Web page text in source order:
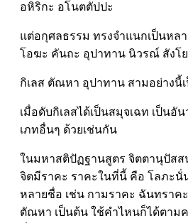
อหิริกะ อโนตตัปปะ
แต่อกุศลธรรม ทรงจำแนกเป็นหล
โอฆะ คันถะ อุปาทาน นิวรณ์ สังโ
กิเลส ตัณหา อุปาทาน สามอย่างนี้
เมื่อดับกิเลสได้เป็นสมุจเฉท เป็นอั
เภทอื่นๆ ด้วยเช่นกัน
ในมหาสติปัฏฐานสูตร จิตตานุปัสส
จิตมีราคะ ราคะในที่นี้ คือ โลภะนั่
หลายชื่อ เช่น กามราคะ ฉันทราค
ตัณหา เป็นต้น ใช้คำไหนก็ได้ตาม